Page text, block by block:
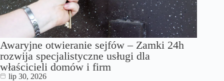
Awaryjne otwieranie sejfów – Zamki 24h
rozwija specjalistyczne usługi dla
właścicieli domów i firm
lip 30, 2026